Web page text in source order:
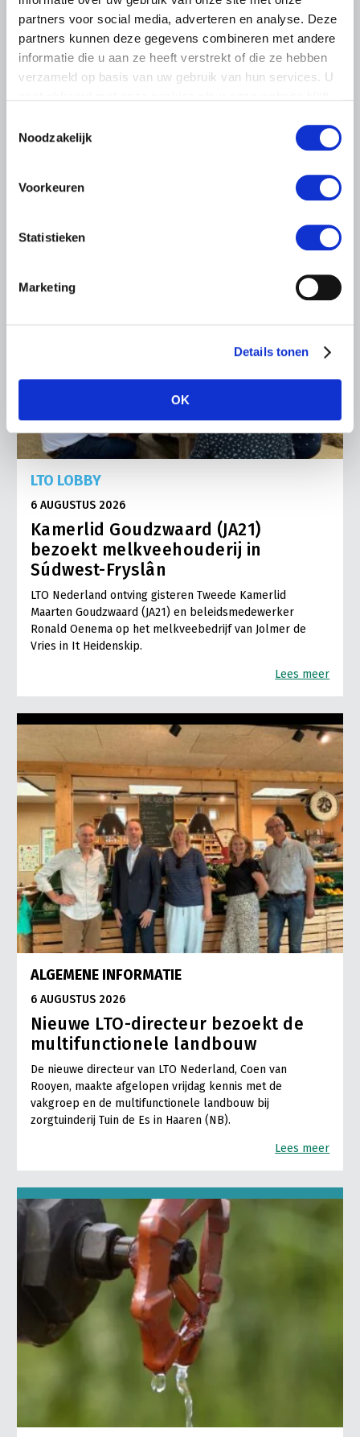
partners voor social media, adverteren en analyse. Deze
partners kunnen deze gegevens combineren met andere
informatie die u aan ze heeft verstrekt of die ze hebben
verzameld op basis van uw gebruik van hun services. U
Noodzakelijk
Voorkeuren
Statistieken
Marketing
Details tonen
OK
LTO sluit aan bij demonstratie tegen
dreigende onteigening
pluimveehouders
het voorplein van het provinciehuis in Den Bosch te
Lees meer
LTO LOBBY
6 AUGUSTUS 2026
Kamerlid Goudzwaard (JA21)
bezoekt melkveehouderij in
Súdwest-Fryslân
LTO Nederland ontving gisteren Tweede Kamerlid
Maarten Goudzwaard (JA21) en beleidsmedewerker
Ronald Oenema op het melkveebedrijf van Jolmer de
Vries in It Heidenskip.
Lees meer
ALGEMENE INFORMATIE
6 AUGUSTUS 2026
Nieuwe LTO-directeur bezoekt de
multifunctionele landbouw
De nieuwe directeur van LTO Nederland, Coen van
Rooyen, maakte afgelopen vrijdag kennis met de
vakgroep en de multifunctionele landbouw bij
zorgtuinderij Tuin de Es in Haaren (NB).
Lees meer